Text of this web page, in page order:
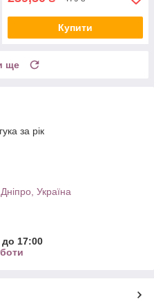
Купити
ще
за рік
Україна
до 17:00